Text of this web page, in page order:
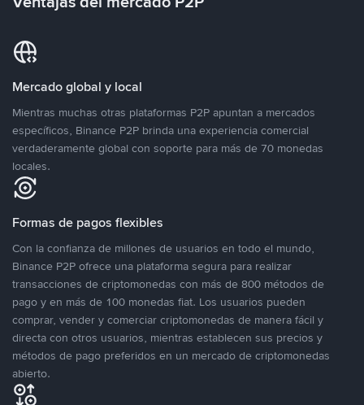
Mercado global y local
Mientras muchas otras plataformas P2P apuntan a mercados
específicos, Binance P2P brinda una experiencia comercial
verdaderamente global con soporte para más de 70 monedas
locales.
Formas de pagos flexibles
Con la confianza de millones de usuarios en todo el mundo,
Binance P2P ofrece una plataforma segura para realizar
transacciones de criptomonedas con más de 800 métodos de
pago y en más de 100 monedas fiat. Los usuarios pueden
comprar, vender y comerciar criptomonedas de manera fácil y
directa con otros usuarios, mientras establecen sus precios y
métodos de pago preferidos en un mercado de criptomonedas
abierto.